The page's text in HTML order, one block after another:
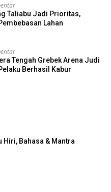
Taliabu Jadi Prioritas,
Lahan
Tengah Grebek Arena Judi
Berhasil Kabur
Hiri, Bahasa & Mantra